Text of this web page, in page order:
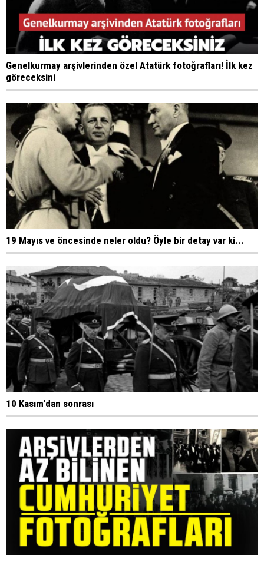
Genelkurmay arşivlerinden özel Atatürk fotoğrafları! İlk kez
göreceksini
19 Mayıs ve öncesinde neler oldu? Öyle bir detay var ki...
10 Kasım'dan sonrası